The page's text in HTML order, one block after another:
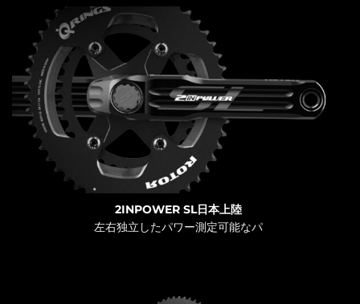
2INPOWER SL日本上陸
左右独立したパワー測定可能なパ